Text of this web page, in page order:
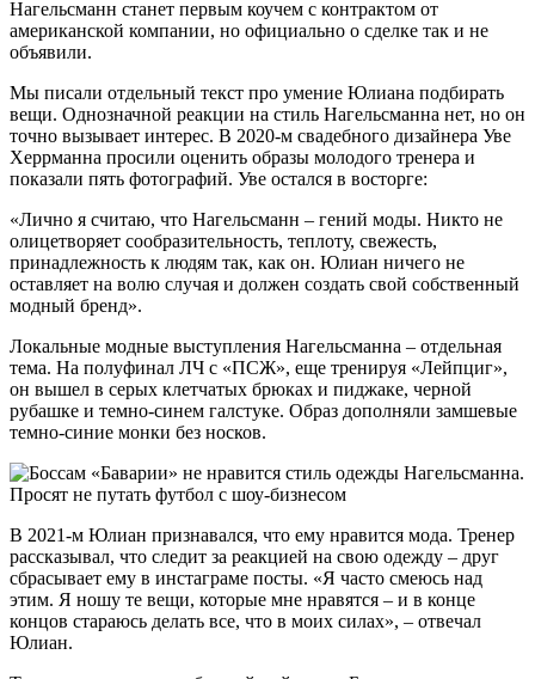
Нагельсманн станет первым коучем с контрактом от
американской компании, но официально о сделке так и не
объявили.
Мы писали отдельный текст про умение Юлиана подбирать
вещи. Однозначной реакции на стиль Нагельсманна нет, но он
точно вызывает интерес. В 2020-м свадебного дизайнера Уве
Херрманна просили оценить образы молодого тренера и
показали пять фотографий. Уве остался в восторге:
«Лично я считаю, что Нагельсманн – гений моды. Никто не
олицетворяет сообразительность, теплоту, свежесть,
принадлежность к людям так, как он. Юлиан ничего не
оставляет на волю случая и должен создать свой собственный
модный бренд».
Локальные модные выступления Нагельсманна – отдельная
тема. На полуфинал ЛЧ с «ПСЖ», еще тренируя «Лейпциг»,
он вышел в серых клетчатых брюках и пиджаке, черной
рубашке и темно-синем галстуке. Образ дополняли замшевые
темно-синие монки без носков.
В 2021-м Юлиан признавался, что ему нравится мода. Тренер
рассказывал, что следит за реакцией на свою одежду – друг
сбрасывает ему в инстаграме посты. «Я часто смеюсь над
этим. Я ношу те вещи, которые мне нравятся – и в конце
концов стараюсь делать все, что в моих силах», – отвечал
Юлиан.